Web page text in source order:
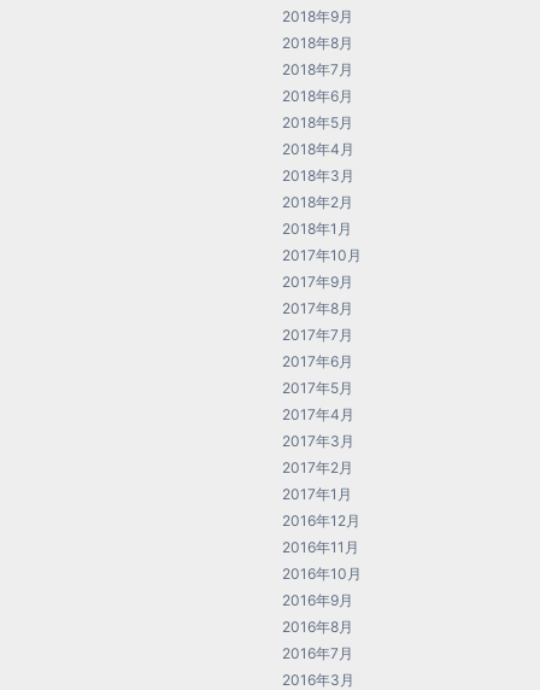
2018年9月
2018年8月
2018年7月
2018年6月
2018年5月
2018年4月
2018年3月
2018年2月
2018年1月
2017年10月
2017年9月
2017年8月
2017年7月
2017年6月
2017年5月
2017年4月
2017年3月
2017年2月
2017年1月
2016年12月
2016年11月
2016年10月
2016年9月
2016年8月
2016年7月
2016年3月